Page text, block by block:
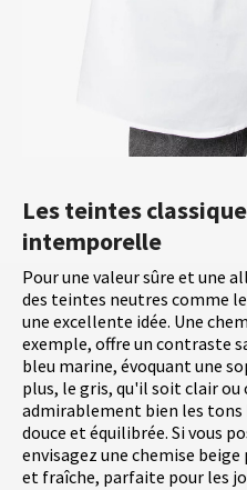
Les teintes
intemporelle
Pour une valeur sûre et une
des teintes neutres comme
une excellente idée. Une
exemple, offre un contraste
bleu marine, évoquant une
plus, le gris, qu'il soit clair
admirablement bien les
douce et équilibrée. Si vous
envisagez une chemise
et fraîche, parfaite pour les